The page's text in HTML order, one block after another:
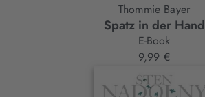
Thommie Bayer
Spatz in der Hand
E-Book
9,99 €